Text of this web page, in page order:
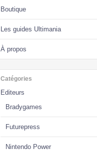
Boutique
Les guides Ultimania
À propos
Catégories
Editeurs
Bradygames
Futurepress
Nintendo Power